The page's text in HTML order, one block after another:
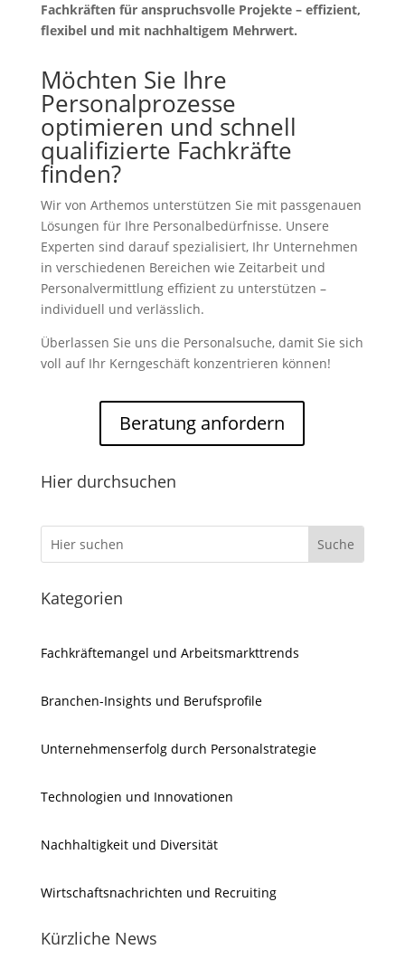
Fachkräften für anspruchsvolle Projekte – effizient,
flexibel und mit nachhaltigem Mehrwert.
Möchten Sie Ihre
Personalprozesse
optimieren und schnell
qualifizierte Fachkräfte
finden?
Wir von Arthemos unterstützen Sie mit passgenauen
Lösungen für Ihre Personalbedürfnisse. Unsere
Experten sind darauf spezialisiert, Ihr Unternehmen
in verschiedenen Bereichen wie Zeitarbeit und
Personalvermittlung effizient zu unterstützen –
individuell und verlässlich.
Überlassen Sie uns die Personalsuche, damit Sie sich
voll auf Ihr Kerngeschäft konzentrieren können!
Beratung anfordern
Hier durchsuchen
Kategorien
Fachkräftemangel und Arbeitsmarkttrends
Branchen-Insights und Berufsprofile
Unternehmenserfolg durch Personalstrategie
Technologien und Innovationen
Nachhaltigkeit und Diversität
Wirtschaftsnachrichten und Recruiting
Kürzliche News